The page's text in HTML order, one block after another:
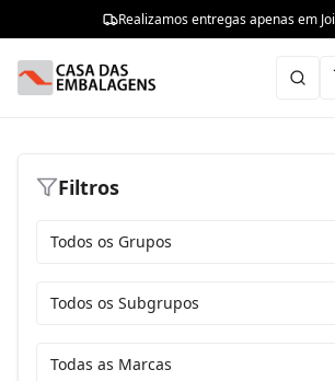
Realizamos entregas apenas em
Filtros
Todos os Grupos
Todos os Subgrupos
Todas as Marcas